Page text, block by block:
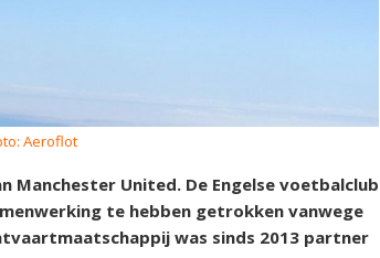
Aeroflot
Manchester United. De Engelse voetbalclub
te hebben getrokken vanwege
was sinds 2013 partner